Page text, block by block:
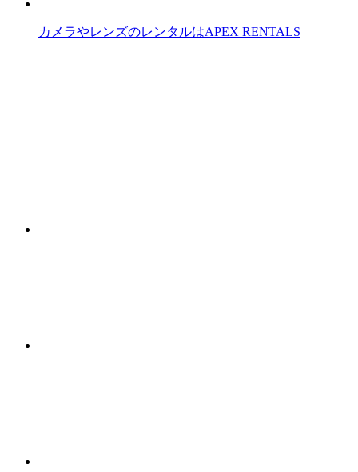
カメラやレンズのレンタルはAPEX RENTALS